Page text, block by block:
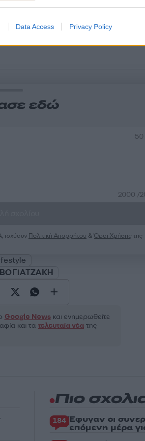
Data Access Privacy Policy
εδώ
2000 /
ισχύουν Πολιτική Απορρήτου &Όροι Χρήσης της
Google Newsκαι ενημερωθείτε
και τα τελευταία νέατης
Πιο
184 Έφυγαν οι
επόμενη μέρα